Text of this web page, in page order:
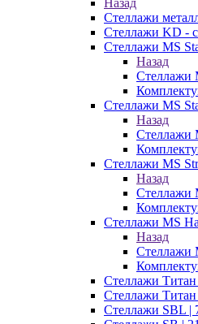
Назад
Стеллажи
Стеллажи KD -
Стеллажи MS
Назад
Стеллажи
Стеллажи MS
Назад
Стеллажи
Стеллажи MS
Назад
Стеллажи
Стеллажи MS
Назад
Стеллажи
Стеллажи
Стеллажи
Стеллажи SBL |